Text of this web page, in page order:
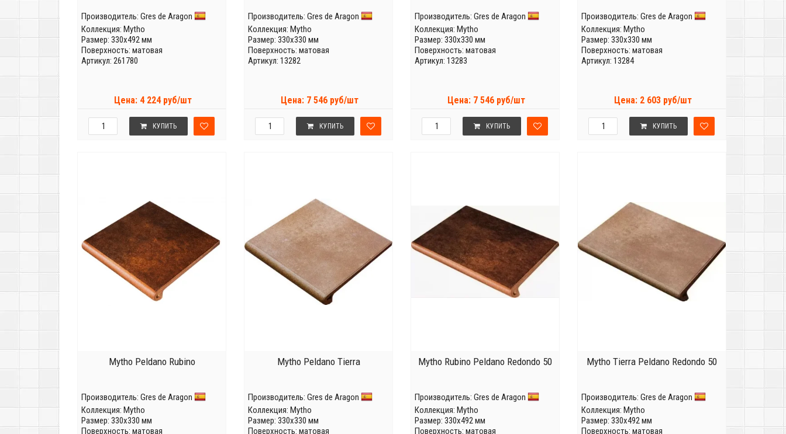
Производитель: Gres de Aragon
Коллекция: Mytho
Размер: 330x492 мм
Поверхность: матовая
Артикул: 261780
Цена: 4 224 руб/шт
КУПИТЬ
Производитель: Gres de Aragon
Коллекция: Mytho
Размер: 330x330 мм
Поверхность: матовая
Артикул: 13282
Цена: 7 546 руб/шт
КУПИТЬ
Производитель: Gres de Aragon
Коллекция: Mytho
Размер: 330x330 мм
Поверхность: матовая
Артикул: 13283
Цена: 7 546 руб/шт
КУПИТЬ
Производитель: Gres de Aragon
Коллекция: Mytho
Размер: 330x330 мм
Поверхность: матовая
Артикул: 13284
Цена: 2 603 руб/шт
КУПИТЬ
Mytho Peldano Rubino
Производитель: Gres de Aragon
Коллекция: Mytho
Размер: 330x330 мм
Поверхность: матовая
Mytho Peldano Tierra
Производитель: Gres de Aragon
Коллекция: Mytho
Размер: 330x330 мм
Поверхность: матовая
Mytho Rubino Peldano Redondo 50
Производитель: Gres de Aragon
Коллекция: Mytho
Размер: 330x492 мм
Поверхность: матовая
Mytho Tierra Peldano Redondo 50
Производитель: Gres de Aragon
Коллекция: Mytho
Размер: 330x492 мм
Поверхность: матовая